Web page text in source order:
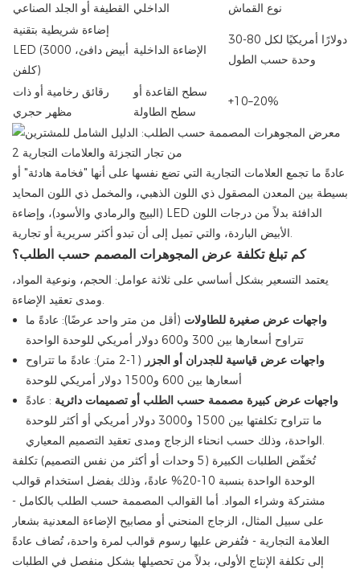
القطيفة أو الجلد الصناعي الداخلي
نوع القماش
إضاءة شريطية بتقنية
LED (أبيض دافئ، 3000
كلفن)
الإضاءة الداخلية
30-80 دولارًا أمريكيًا لكل
وحدة حسب الطول
رقائق رخامية أو ذات
مظهر حجري
سطح القاعدة أو
سطح الطاولة
+10–20%
عادةً ما تجمع العلامات التجارية التي تضع نفسها على أنها "فخامة هادئة" أو
بسيطة بين المعدن المصقول ذي اللون الذهبي، والمخمل ذي اللون المحايد
(البيج والرمادي والأسود)، وإضاءة LED الدافئة بدلاً من درجات اللون
الأبيض الباردة، والتي تميل إلى أن تبدو أكثر سريرية أو تجارية.
كم تبلغ تكلفة عرض المجوهرات المصمم حسب الطلب؟
يعتمد التسعير بشكل أساسي على ثلاثة عوامل: الحجم، ونوعية المواد،
ومدى تعقيد الإضاءة.
واجهات عرض صغيرة للطاولات (أقل من متر واحد عرضًا): عادةً ما
تتراوح أسعارها بين 300 و600 دولار أمريكي للوحدة الواحدة
واجهات عرض قياسية للجدران أو الجزر
(1-2 متر): عادةً ما تتراوح
أسعارها بين 600 و1500 دولار أمريكي للوحدة
واجهات عرض كبيرة مصممة حسب الطلب أو تصميمات دائرية : عادةً
ما تتراوح تكلفتها بين 1500 و3000 دولار أمريكي أو أكثر للوحدة
الواحدة، وذلك حسب انحناء الزجاج ومدى تعقيد التصميم المعياري.
تُخفّض الطلبات الكبيرة (5 وحدات أو أكثر من نفس التصميم) تكلفة
الوحدة الواحدة بنسبة 10-20% عادةً، وذلك بفضل استخدام قوالب
مشتركة وشراء المواد. أما القوالب المصممة حسب الطلب بالكامل -
على سبيل المثال، الزجاج المنحني أو مصابيح الإضاءة المعدنية بشعار
العلامة التجارية - فتُفرض عليها رسوم قوالب لمرة واحدة، تُضاف عادةً
إلى تكلفة الإنتاج الأولى، بدلاً من تحصيلها بشكل منفصل في الطلبات